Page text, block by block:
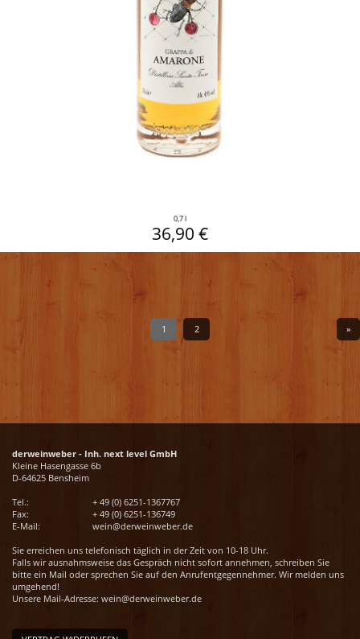
0,7 l
36,90 €
1 2 »
derweinweber - Inh. next level GmbH
Kleine Hasengasse 6b
D-64625 Bensheim
Tel.:
+ 49 (0) 6251-1367767
Fax:
+ 49 (0) 6251-136749
E-Mail:
wein@derweinweber.de
Sie erreichen uns telefonisch täglich in der Zeit von 10-18 Uhr.
Falls wir ausnahmsweise das Gespräch nicht sofort annehmen, schreiben Sie
bitte ein Mail oder sprechen Sie auf den Anrufentgegennehmer. Wir melden uns
umgehend!
Unsere Mail-Adresse: wein@derweinweber.de